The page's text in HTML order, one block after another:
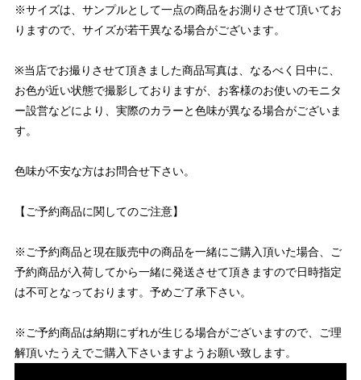
※サイズは、サンプルとして一点の商品をお測りさせて頂いてお
りますので、サイズが若干異なる場合がございます。
※当店でお撮りさせて頂きました商品写真は、なるべく日中に、
お色が近い状態で撮影しておりますが、お客様のお使いのモニタ
ー設営などにより、実際のカラーと色味が異なる場合がございま
す。
色味が不安な方はお問合せ下さい。
【ご予約商品に関してのご注意】
※ご予約商品と現在販売中の商品を一緒にご購入頂いた場合、ご
予約商品が入荷してから一緒に発送させて頂きますので日時指定
は不可となっております。予めご了承下さい。
※ご予約商品は納期にずれが生じる場合がございますので、ご理
解頂いたうえでご購入下さいますようお願い致します。